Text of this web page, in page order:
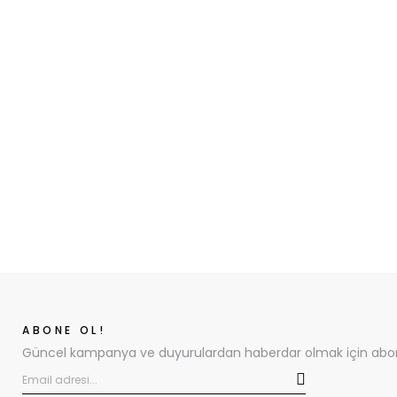
ABONE OL!
Güncel kampanya ve duyurulardan haberdar olmak için